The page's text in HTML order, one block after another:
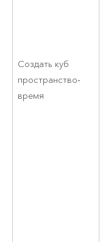
Создать куб
пространство-
время